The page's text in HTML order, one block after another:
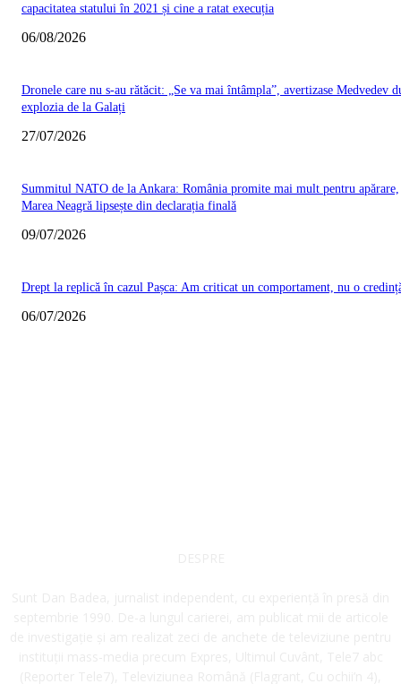
capacitatea statului în 2021 și cine a ratat execuția
06/08/2026
Dronele care nu s-au rătăcit: „Se va mai întâmpla”, avertizase Medvedev
explozia de la Galați
27/07/2026
Summitul NATO de la Ankara: România promite mai mult pentru apărare,
Marea Neagră lipsește din declarația finală
09/07/2026
Drept la replică în cazul Pașca: Am criticat un comportament, nu o
06/07/2026